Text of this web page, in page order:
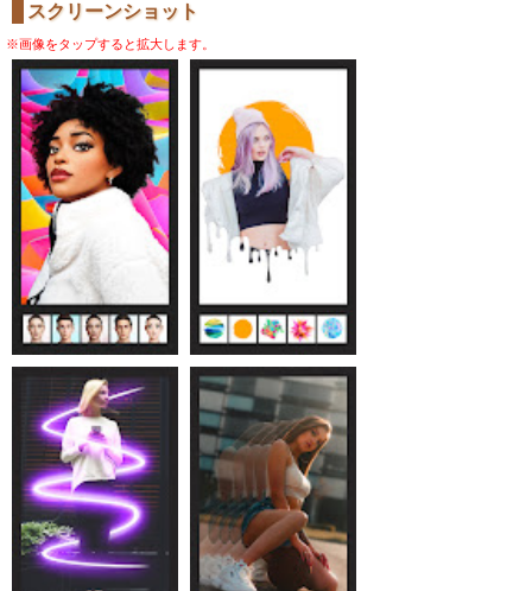
スクリーンショット
※画像をタップすると拡大します。